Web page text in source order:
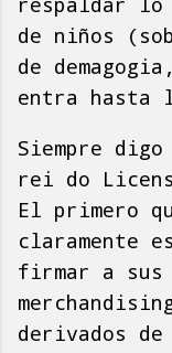
de niños
de
entra hasta
Siempre
rei do
El primero
claramente
firmar a
derivados